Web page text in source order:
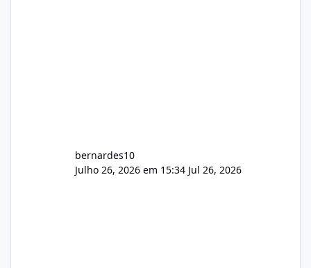
bernardes10
Julho 26, 2026 em 15:34 Jul 26, 2026